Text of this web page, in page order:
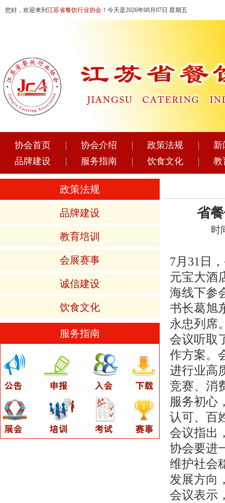
您好，欢迎来到 江苏省餐饮行业协会 ！今天是2026年08月07日 星期五
协会首页 协会介绍 政策法规
新
品牌建设
服务指南 饮食文化 教
政策法规
品牌建设
教育培训
会展赛事
诚信建设
饮食文化
服务指南
省
时
7月31日
元宝大酒
海线下参
书长葛旭
永忠列席
会议听取
作方案。
进行业高
竞赛、消
服务初心
认可、百
会议指出
协会要进
维护社会
发展方向
会议表示